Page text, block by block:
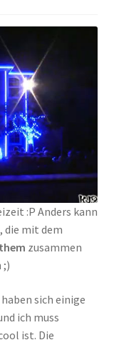
:P Anders kann
, die mit dem
zusammen
;)
haben sich einige
ich muss
ist. Die